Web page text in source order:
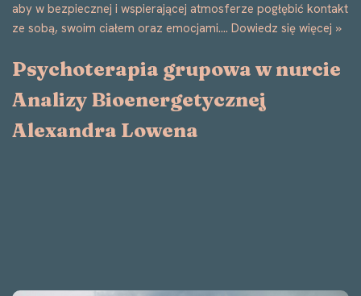
Alexandra Lowena